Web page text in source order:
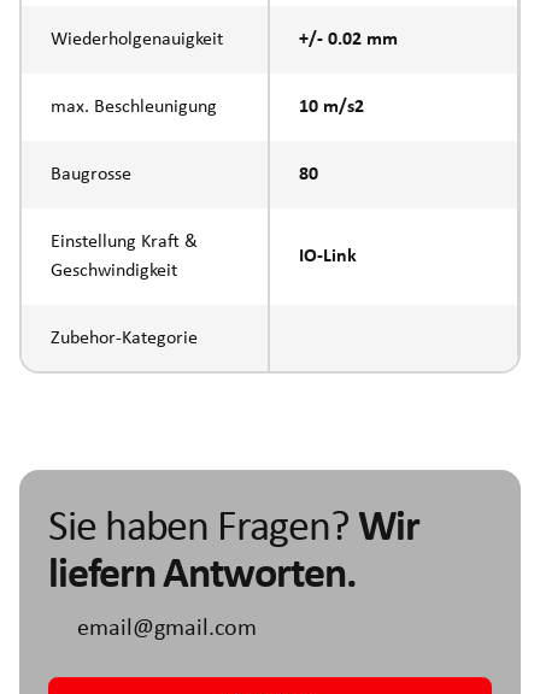
Wiederholgenauigkeit +/- 0.02 mm
max. Beschleunigung 10 m/s2
Baugrosse 80
Einstellung Kraft &
Geschwindigkeit
IO-Link
Zubehor-Kategorie
Sie haben Fragen? Wir
liefern Antworten.